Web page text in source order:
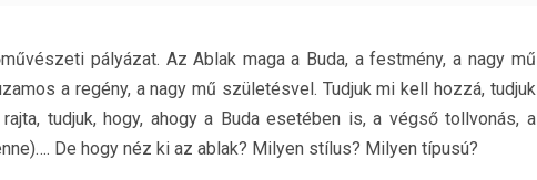
pályázat. Az Ablak maga a Buda, a festmény, a nagy mű
a regény, a nagy mű születésvel. Tudjuk mi kell hozzá, tudjuk
tudjuk, hogy, ahogy a Buda esetében is, a végső tollvonás, a
De hogy néz ki az ablak? Milyen stílus? Milyen típusú?